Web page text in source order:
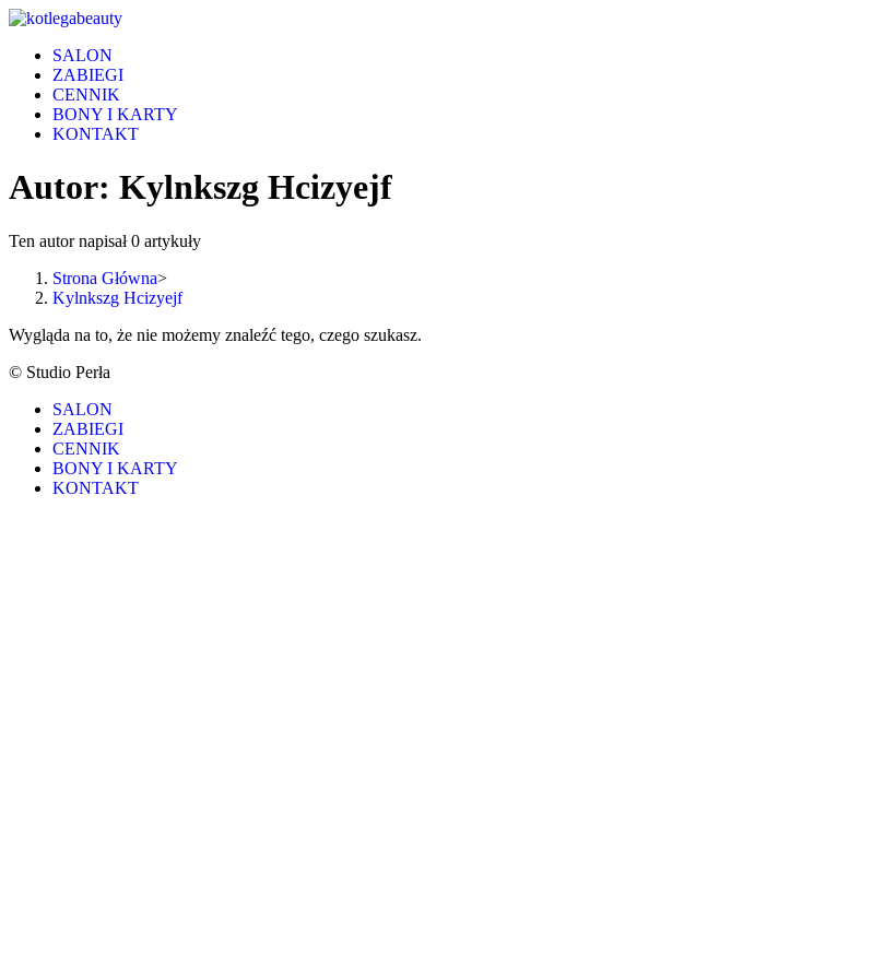
Skip
contentSALON
ZABIEGI
CENNIK
BONY I KARTY
KONTAKT
Autor: Kylnkszg Hcizyejf
Ten autor napisał 0 artykuły
Strona Główna>
Kylnkszg Hcizyejf
Wygląda na to, że nie możemy znaleźć tego, czego szukasz.
© Studio Perła
SALON
ZABIEGI
CENNIK
BONY I KARTY
KONTAKT